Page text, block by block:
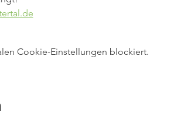
Cookie-Einstellungen blockiert.